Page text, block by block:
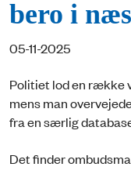
bero i
05-11-2025
Politiet lod en række
mens man
fra en særlig
Det finder